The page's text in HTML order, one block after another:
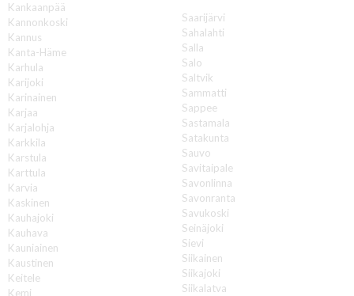
Kankaanpää
Kannonkoski
Kannus
Kanta-Häme
Karhula
Karijoki
Karinainen
Karjaa
Karjalohja
Karkkila
Karstula
Karttula
Karvia
Kaskinen
Kauhajoki
Kauhava
Kauniainen
Kaustinen
Keitele
Kemi
Saarijärvi
Sahalahti
Salla
Salo
Saltvik
Sammatti
Sappee
Sastamala
Satakunta
Sauvo
Savitaipale
Savonlinna
Savonranta
Savukoski
Seinäjoki
Sievi
Siikainen
Siikajoki
Siikalatva